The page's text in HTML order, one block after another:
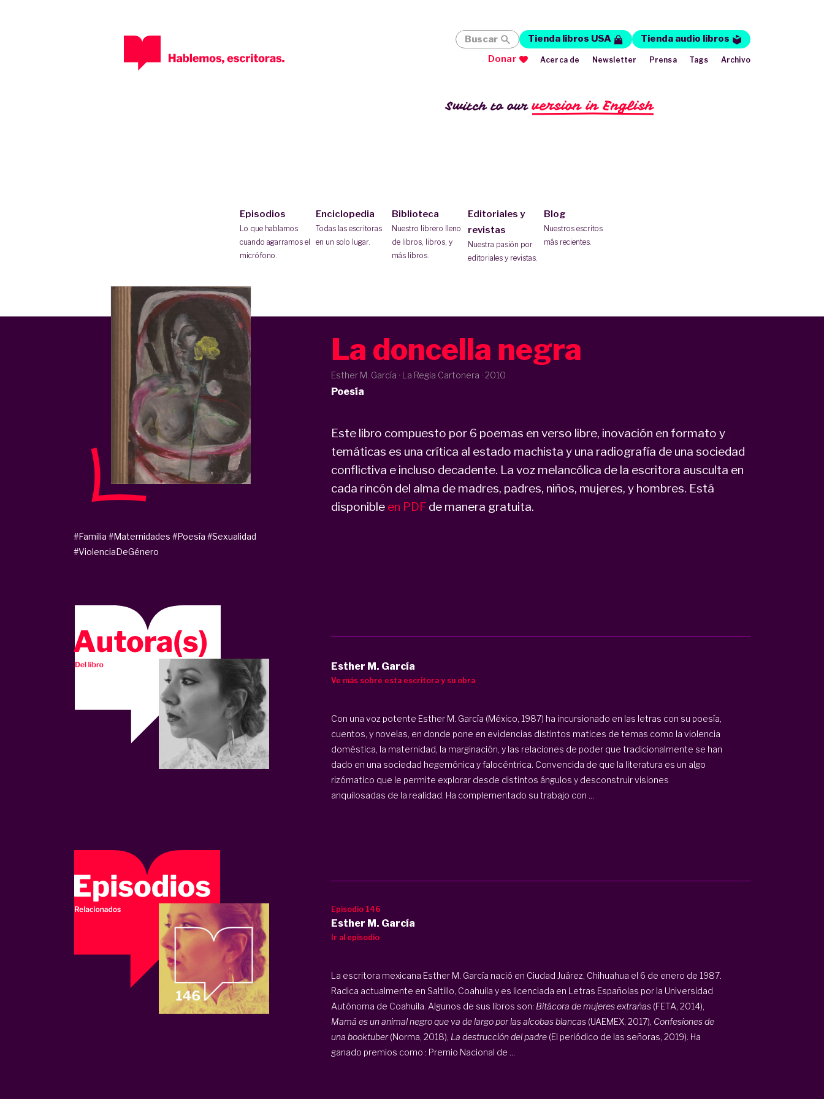
Switch to ourversion in English
Episodios
Lo que hablamos
cuando agarramos el
micrófono.
Enciclopedia
Todas las escritoras
en un solo lugar.
Biblioteca
Nuestro librero lleno
de libros, libros, y
más libros.
Editoriales y
revistas
Nuestra pasión por
editoriales y revistas.
Blog
Nuestros escritos
más recientes.
Buscar Tienda libros USA
Tienda audio libros
Donar
Acerca de Newsletter Prensa Tags Archivo
La doncella negra
Esther M. García · La Regia Cartonera · 2010
Poesía
Este libro compuesto por 6 poemas en verso libre, inovación en formato y
temáticas es una crítica al estado machista y una radiografía de una sociedad
conflictiva e incluso decadente. La voz melancólica de la escritora ausculta en
cada rincón del alma de madres, padres, niños, mujeres, y hombres. Está
disponible en PDFde manera gratuita.
#Familia #Maternidades #Poesía #Sexualidad
#ViolenciaDeGénero
Esther M. García
Ve más sobre esta escritora y su obra
Con una voz potente Esther M. García (México, 1987) ha incursionado en las letras con su poesía,
cuentos, y novelas, en donde pone en evidencias distintos matices de temas como la violencia
doméstica, la maternidad, la marginación, y las relaciones de poder que tradicionalmente se han
dado en una sociedad hegemónica y falocéntrica. Convencida de que la literatura es un algo
rizómatico que le permite explorar desde distintos ángulos y desconstruir visiones
anquilosadas de la realidad. Ha complementado su trabajo con ...
Episodio 146
Esther M. García
Ir al episodio
La escritora mexicana Esther M. García nació en Ciudad Juárez, Chihuahua el 6 de enero de 1987.
Radica actualmente en Saltillo, Coahuila y es licenciada en Letras Españolas por la Universidad
Autónoma de Coahuila. Algunos de sus libros son: Bitácora de mujeres extrañas(FETA, 2014),
Mamá es un animal negro que va de largo por las alcobas blancas(UAEMEX, 2017), Confesiones de
una booktuber(Norma, 2018), La destrucción del padre(El periódico de las señoras, 2019). Ha
ganado premios como : Premio Nacional de ...